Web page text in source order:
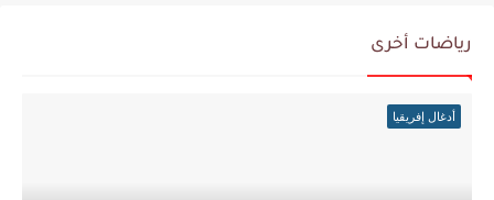
رياضات أخرى
أدغال إفريقيا